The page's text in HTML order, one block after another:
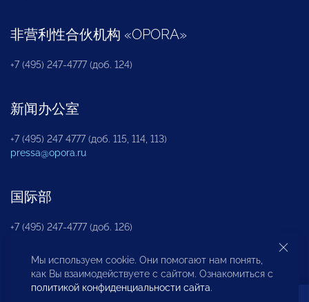
非营利性合伙机构 «OPORA»
+7 (495) 247-4777 (доб. 124)
新闻办公室
+7 (495) 247 4777 (доб. 115, 114, 113)
pressa@opora.ru
国际部
+7 (495) 247-4777 (доб. 126)
商投权益保护部
Мы используем cookie. Они помогают нам понять,
как Вы взаимодействуете с сайтом. Ознакомиться с
политикой конфиденциальности сайта.